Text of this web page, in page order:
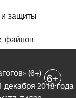
и защиты
файлов
(6+)
декабря 2018 года
6+